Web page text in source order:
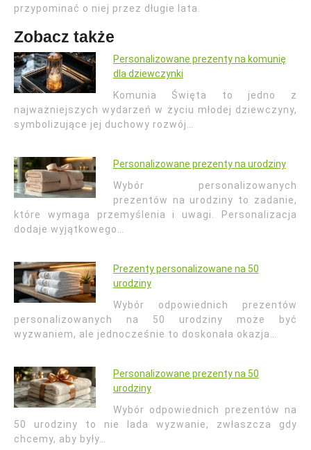
przypominać o niej przez długie lata.
Zobacz także
Personalizowane prezenty na komunię
dla dziewczynki
Komunia Święta to jedno z
najważniejszych wydarzeń w życiu młodej dziewczyny,
symbolizujące jej duchowy rozwój…
Personalizowane prezenty na urodziny
Wybór personalizowanych
prezentów na urodziny to zadanie,
które wymaga przemyślenia i uwagi. Personalizacja
dodaje wyjątkowego…
Prezenty personalizowane na 50
urodziny
Wybór odpowiednich prezentów
personalizowanych na 50 urodziny może być
wyzwaniem, ale jednocześnie to doskonała okazja…
Personalizowane prezenty na 50
urodziny
Wybór odpowiednich prezentów na
50 urodziny to nie lada wyzwanie, zwłaszcza gdy
chcemy, aby były…